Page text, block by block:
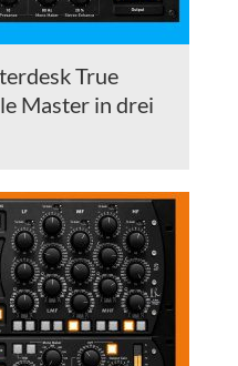
True
Master in drei